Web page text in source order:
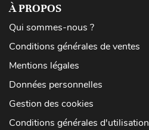
À PROPOS
Qui sommes-nous ?
Conditions générales de ventes
Mentions légales
Données personnelles
Gestion des cookies
Conditions générales d'utilisation